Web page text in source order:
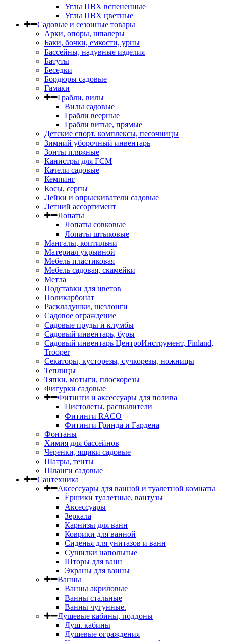
Углы ПВХ вспененные
Углы ПВХ цветные
Садовые и сезонные товары
Арки, опоры, шпалеры
Баки, бочки, емкости, урны
Бассейны, надувные изделия
Батуты
Беседки
Бордюры садовые
Гамаки
Грабли, вилы
Вилы садовые
Грабли веерные
Грабли витые, прямые
Детские спорт. комплексы, песочницы
Зимний уборочный инвентарь
Зонты пляжные
Канистры для ГСМ
Качели садовые
Кемпинг
Косы, серпы
Лейки и опрыскиватели садовые
Летний ассортимент
Лопаты
Лопаты совковые
Лопаты штыковые
Мангалы, коптильни
Материал укрывной
Мебель пластиковая
Мебель садовая, скамейки
Метла
Подставки для цветов
Поликарбонат
Раскладушки, шезлонги
Садовое ограждение
Садовые пруды и клумбы
Садовый инвентарь, буры
Садовый инвентарь ЦентроИнструмент, Finland,
Trooper
Секаторы, кусторезы, сучкорезы, ножницы
Теплицы
Тяпки, мотыги, плоскорезы
Фигурки садовые
Фитинги и аксессуары для полива
Пистолеты, распылители
Фитинги RACO
Фитинги Гринда и Гардена
Фонтаны
Химия для бассейнов
Черенки, ящики садовые
Шатры, тенты
Шланги садовые
Сантехника
Аксессуары для ванной и туалетной комнаты
Ёршики туалетные, вантузы
Аксессуары
Зеркала
Карнизы для ванн
Коврики для ванной
Сиденья для унитазов и ванн
Сушилки напольные
Шторы для ванн
Экраны для ванны
Ванны
Ванны акриловые
Ванны стальные
Ванны чугунные.
Душевые кабины, поддоны
Душ. кабины
Душевые ограждения